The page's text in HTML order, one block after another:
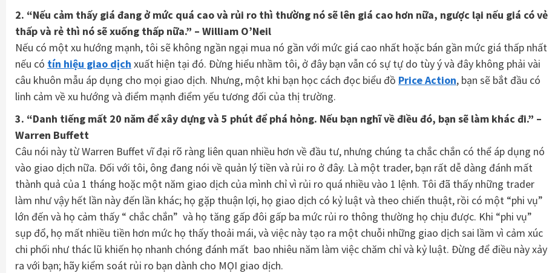
2. “Nếu cảm thấy giá đang ở mức quá cao và rủi ro thì thường nó sẽ lên giá cao hơn nữa, ngược lại nếu giá có vẻ
thấp và rẻ thì nó sẽ xuống thấp nữa.” – William O’Neil
Nếu có một xu hướng mạnh, tôi sẽ không ngần ngại mua nó gần với mức giá cao nhất hoặc bán gần mức giá thấp nhất
nếu có tín hiệu giao dịch xuất hiện tại đó. Đừng hiểu nhầm tôi, ở đây bạn vẫn có sự tự do tùy ý và đây không phải vài
câu khuôn mẫu áp dụng cho mọi giao dịch. Nhưng, một khi bạn học cách đọc biểu đồ Price Action, bạn sẽ bắt đầu có
linh cảm về xu hướng và điểm mạnh điểm yếu tương đối của thị trường.
3. “Danh tiếng mất 20 năm để xây dựng và 5 phút để phá hỏng. Nếu bạn nghĩ về điều đó, bạn sẽ làm khác đi.” –
Warren Buffett
Câu nói này từ Warren Buffet vĩ đại rõ ràng liên quan nhiều hơn về đầu tư, nhưng chúng ta chắc chắn có thể áp dụng nó
vào giao dịch nữa. Đối với tôi, ông đang nói về quản lý tiền và rủi ro ở đây. Là một trader, bạn rất dễ dàng đánh mất
thành quả của 1 tháng hoặc một năm giao dịch của mình chỉ vì rủi ro quá nhiều vào 1 lệnh. Tôi đã thấy những trader
làm như vậy hết lần này đến lần khác; họ gặp thuận lợi, họ giao dịch có kỷ luật và theo chiến thuật, rồi có một “phi vụ”
lớn đến và họ cảm thấy “ chắc chắn” và họ tăng gấp đôi gấp ba mức rủi ro thông thường họ chịu được. Khi “phi vụ”
sụp đổ, họ mất nhiều tiền hơn mức họ thấy thoải mái, và việc này tạo ra một chuỗi những giao dịch sai lầm vì cảm xúc
chi phối như thác lũ khiến họ nhanh chóng đánh mất bao nhiêu năm làm việc chăm chỉ và kỷ luật. Đừng để điều này xảy
ra với bạn; hãy kiểm soát rủi ro bạn dành cho MỌI giao dịch.